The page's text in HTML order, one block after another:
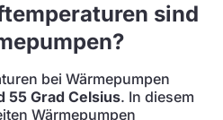
sind
bei Wärmepumpen
55 Grad Celsius. In diesem
Wärmepumpen